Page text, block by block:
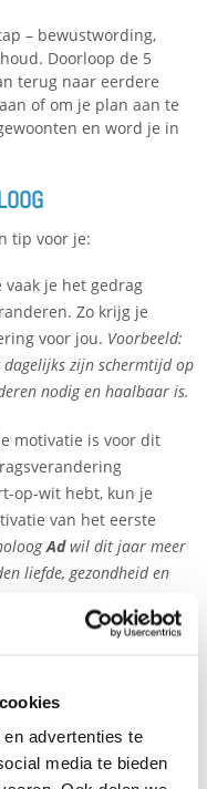
advertenties te
media te bieden
– bewustwording,
Doorloop de 5
terug naar eerdere
of om je plan aan te
en word je in
tip voor je:
vaak je het gedrag
Zo krijg je
voor jou. Voorbeeld:
zijn schermtijd op
nodig en haalbaar is.
motivatie is voor dit
op-wit hebt, kun je
van het eerste
Adwil dit jaar meer
liefde, gezondheid en
je voornemen een
behulp van
dan plannen.
– maak van mijn